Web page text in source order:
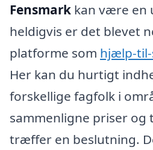
Fensmark kan være en
heldigvis er det blevet
platforme som hjælp-
Her kan du hurtigt
forskellige fagfolk i
sammenligne priser og
træffer en beslutning.